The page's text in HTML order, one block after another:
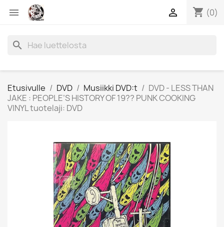
 shopping_cart (0)

search
Etusivulle DVD Musiikki DVD:t
DVD - LESS THAN
JAKE : PEOPLE’S HISTORY OF 19?? PUNK COOKING
VINYL tuotelaji: DVD